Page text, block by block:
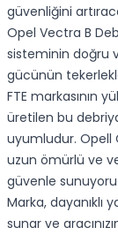
güvenliğini
Opel Vectra B
sisteminin doğru
gücünün
FTE markasının
üretilen bu
uyumludur. Opell
uzun ömürlü ve
güvenle
Marka, dayanıklı
sunar ve